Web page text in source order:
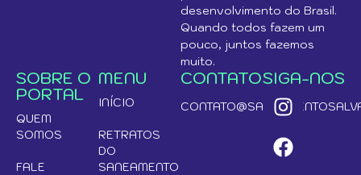
desenvolvimento do Brasil.
Quando todos fazem um
pouco, juntos fazemos
muito.
SOBRE O
PORTAL
QUEM
SOMOS
FALE
MENU
INÍCIO
RETRATOS
DO
SANEAMENTO
CONTATOSIGA-NOS